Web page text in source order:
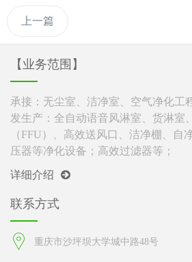
上一篇
【业务范围】
承接：无尘室、洁净室、空气净化工
发生产：全自动语音风淋室、货淋室
（FFU）、高效送风口、洁净棚、自
压器等净化设备；高效过滤器等；
详细介绍
联系方式
重庆市沙坪坝大学城中路48号